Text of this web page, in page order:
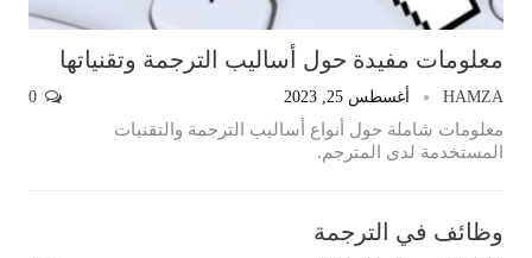
معلومات مفيدة حول أساليب الترجمة وتقنياتها
HAMZA أغسطس 25, 2023
معلومات شاملة حول أنواع أساليب الترجمة والتقنيات
المستخدمة لدى المترجم.
وظائف في الترجمة